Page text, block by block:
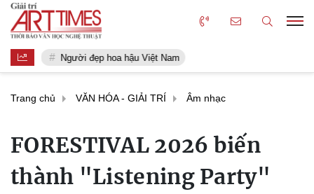
Người đẹp hoa hậu Việt Nam
Trang chủ VĂN HÓA - GIẢI TRÍ Âm nhạc
FORESTIVAL 2026 biến
thành "Listening Party"